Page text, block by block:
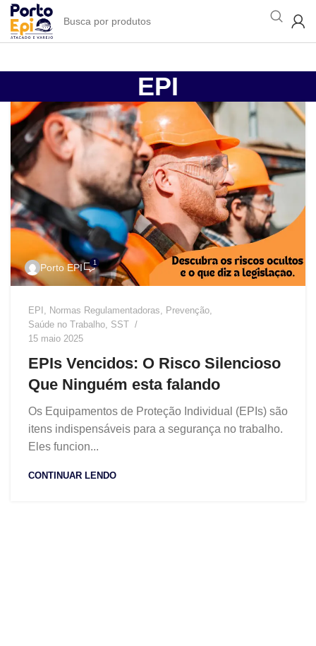
EPI
Porto EPI 1
EPI , Normas Regulamentadoras, Prevenção,
Saúde no Trabalho, SST
15 maio 2025
EPIs Vencidos: O Risco Silencioso
Que Ninguém esta falando
Os Equipamentos de Proteção Individual (EPIs) são
itens indispensáveis para a segurança no trabalho.
Eles funcion...
CONTINUAR LENDO